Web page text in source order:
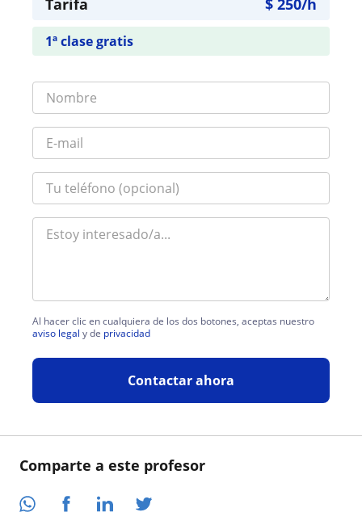
Comparte a este profesor
Tarifa $ 250/h
1ª clase gratis
Al hacer clic en cualquiera de los dos botones, aceptas nuestro
aviso legal y de privacidad
Contactar ahora